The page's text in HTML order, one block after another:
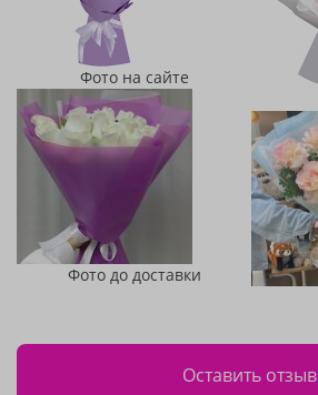
Фото на сайте
Фото до доставки
Оставить отзыв